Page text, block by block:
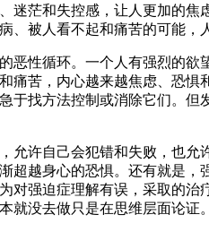
茫和失控感，让人更加的
被人看不起和痛苦的可能，
性循环。一个人有强烈的
苦，内心越来越焦虑、恐
找方法控制或消除它们。
许自己会犯错和失败，也
越身心的恐惧。还有就是
强迫症理解有误，采取的
就没去做只是在思维层面论证。